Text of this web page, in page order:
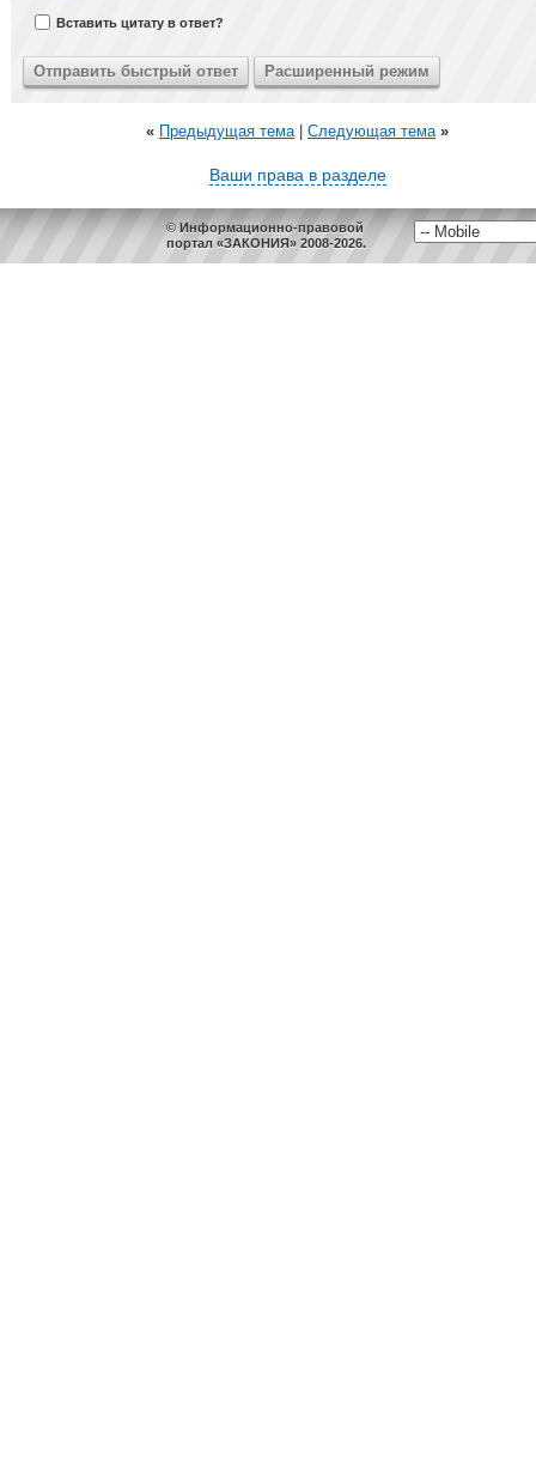
Вставить цитату в ответ?
« Предыдущая тема| Следующая тема »
Ваши права в разделе
© Информационно-правовой
портал «ЗАКОНИЯ» 2008-2026.